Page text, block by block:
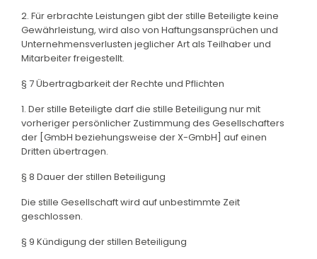
2. Für erbrachte Leistungen gibt der stille Beteiligte keine
Gewährleistung, wird also von Haftungsansprüchen und
Unternehmensverlusten jeglicher Art als Teilhaber und
Mitarbeiter freigestellt.
§ 7 Übertragbarkeit der Rechte und Pflichten
1. Der stille Beteiligte darf die stille Beteiligung nur mit
vorheriger persönlicher Zustimmung des Gesellschafters
der [GmbH beziehungsweise der X-GmbH] auf einen
Dritten übertragen.
§ 8 Dauer der stillen Beteiligung
Die stille Gesellschaft wird auf unbestimmte Zeit
geschlossen.
§ 9 Kündigung der stillen Beteiligung